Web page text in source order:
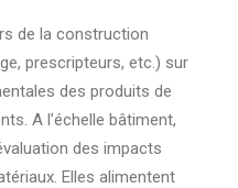
de la construction
prescripteurs, etc.) sur
des produits de
A l’échelle bâtiment,
des impacts
Elles alimentent